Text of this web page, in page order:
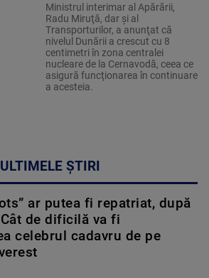
Ministrul interimar al Apărării,
Radu Miruţă, dar şi al
Transporturilor, a anunţat că
nivelul Dunării a crescut cu 8
centimetri în zona centralei
nucleare de la Cernavodă, ceea ce
asigură funcţionarea în continuare
a acesteia.
ULTIMELE ȘTIRI
ar putea fi repatriat, după
de dificilă va fi
celebrul cadavru de pe